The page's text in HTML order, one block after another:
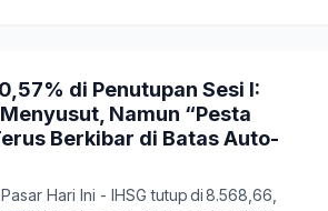
di Penutupan Sesi I:
Namun “Pesta
Berkibar di Batas Auto-
Hari Ini - IHSG tutup di 8.568,66,